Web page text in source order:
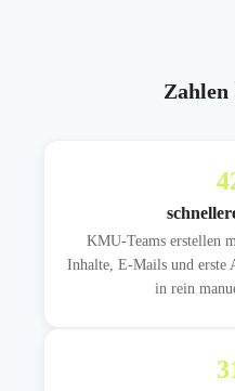
KMU-Teams erstellen
Inhalte, E-Mails und erste
in rein